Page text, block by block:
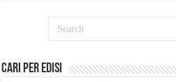
Cari Per Edisi